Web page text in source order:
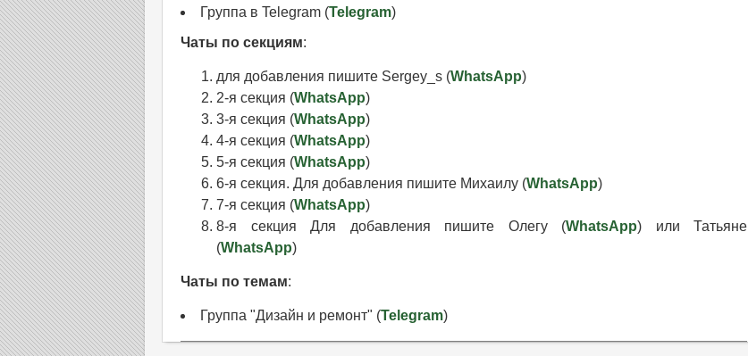
Группа в Telegram (Telegram)
Чаты по секциям:
для добавления пишите Sergey_s (WhatsApp)
2-я секция (WhatsApp)
3-я секция (WhatsApp)
4-я секция (WhatsApp)
5-я секция (WhatsApp)
6-я секция. Для добавления пишите Михаилу (WhatsApp)
7-я секция (WhatsApp)
8-я секция Для добавления пишите Олегу (WhatsApp) или Татьяне
(WhatsApp)
Чаты по темам:
Группа "Дизайн и ремонт" (Telegram)